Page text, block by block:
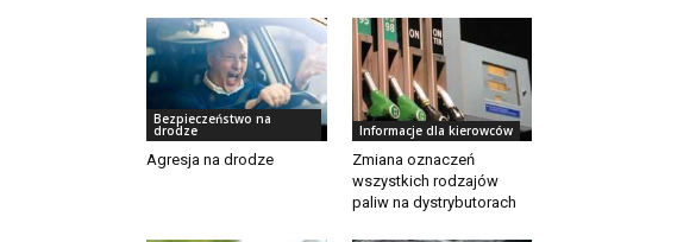
Bezpieczeństwo na
drodze
Agresja na drodze
Informacje dla kierowców
Zmiana oznaczeń
wszystkich rodzajów
paliw na dystrybutorach